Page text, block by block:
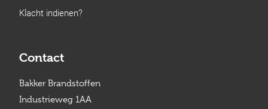
Klacht indienen?
Contact
Bakker Brandstoffen
Industrieweg 1AA